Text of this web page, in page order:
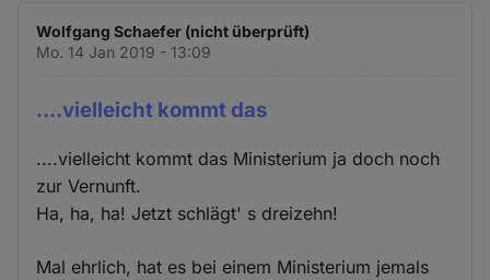
Wolfgang Schaefer (nicht überprüft)
Mo. 14 Jan 2019 - 13:09
....vielleicht kommt das
....vielleicht kommt das Ministerium ja doch noch
zur Vernunft.
Ha, ha, ha! Jetzt schlägt' s dreizehn!
Mal ehrlich, hat es bei einem Ministerium jemals